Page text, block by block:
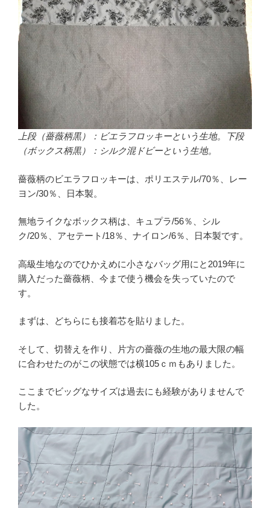
上段（薔薇柄黒）：ビエラフロッキーという生地。下段
（ボックス柄黒）：シルク混ドビーという生地。
薔薇柄のビエラフロッキーは、ポリエステル/70％、レー
ヨン/30％、日本製。
無地ライクなボックス柄は、キュプラ/56％、シル
ク/20％、アセテート/18％、ナイロン/6％、日本製です。
高級生地なのでひかえめに小さなバッグ用にと2019年に
購入だった薔薇柄、今まで使う機会を失っていたので
す。
まずは、どちらにも接着芯を貼りました。
そして、切替えを作り、片方の薔薇の生地の最大限の幅
に合わせたのがこの状態では横105ｃｍもありました。
ここまでビッグなサイズは過去にも経験がありませんで
した。